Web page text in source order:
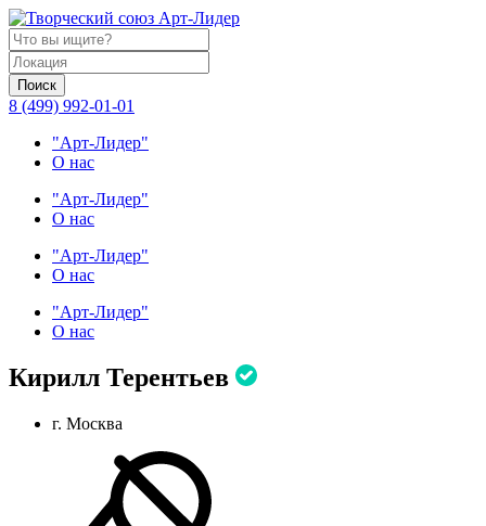
Поиск
8 (499) 992-01-01
"Арт-Лидер"
О нас
"Арт-Лидер"
О нас
"Арт-Лидер"
О нас
"Арт-Лидер"
О нас
Кирилл Терентьев
г. Москва